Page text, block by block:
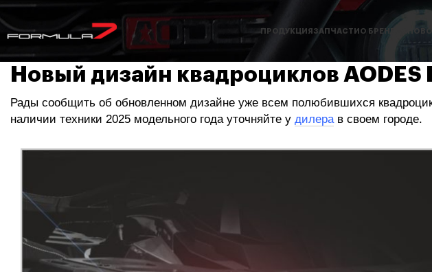
ПРОДУКЦИЯ ЗАПЧАСТИ О БРЕНДАХ
Новый дизайн квадроциклов AODES
Рады сообщить об обновленном дизайне уже всем полюбившихся
наличии техники 2025 модельного года уточняйте у дилерав своем городе.